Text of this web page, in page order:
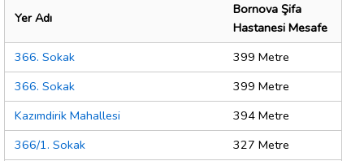
Yer Adı
Bornova Şifa
Hastanesi Mesafe
366. Sokak
399 Metre
366. Sokak
399 Metre
Kazımdirik Mahallesi
394 Metre
366/1. Sokak
327 Metre